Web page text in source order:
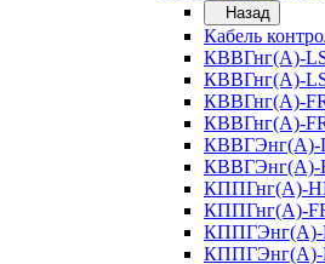
Назад
Кабель
КВВГнг(А)-
КВВГнг(А)-
КВВГнг(А)-
КВВГнг(А)-
КВВГЭнг(А)-
КВВГЭнг(А)-
КППГнг(А)-
КППГнг(А)-
КППГЭнг(А)-
КППГЭнг(А)-